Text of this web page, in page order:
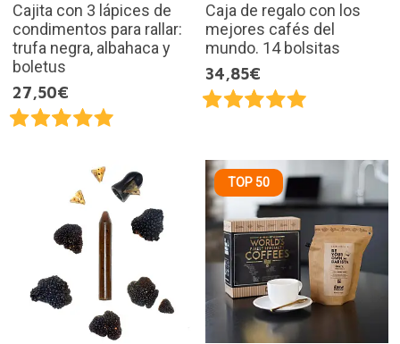
Cajita con 3 lápices de
condimentos para rallar:
trufa negra, albahaca y
boletus
27,50€
Caja de regalo con los
mejores cafés del
mundo. 14 bolsitas
34,85€
TOP 50